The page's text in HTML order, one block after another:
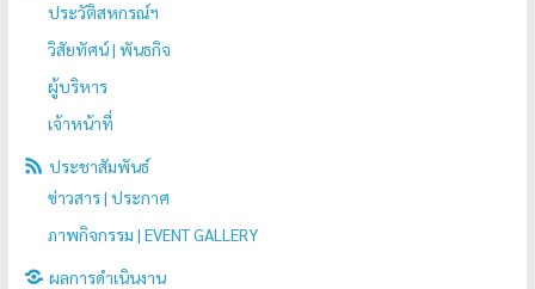
ประวัติสหกรณ์ฯ
วิสัยทัศน์ | พันธกิจ
ผู้บริหาร
เจ้าหน้าที่
ประชาสัมพันธ์
ข่าวสาร | ประกาศ
ภาพกิจกรรม | EVENT GALLERY
ผลการดำเนินงาน